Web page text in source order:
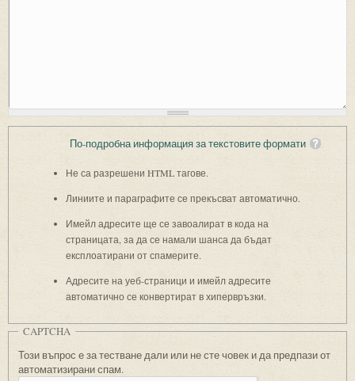
По-подробна информация за текстовите формати
Не са разрешени HTML тагове.
Линиите и параграфите се прекъсват автоматично.
Имейл адресите ще се завоалират в кода на
страницата, за да се намали шанса да бъдат
експлоатирани от спамерите.
Адресите на уеб-страници и имейл адресите
автоматично се конвертират в хипервръзки.
CAPTCHA
Този въпрос е за тестване дали или не сте човек и да предпази от
автоматизирани спам.